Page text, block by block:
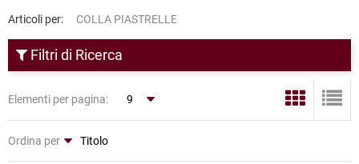
Articoli per: COLLA PIASTRELLE
Filtri di Ricerca
Elementi per pagina:
Ordina per